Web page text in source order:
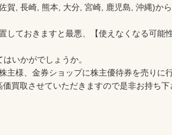
賀, 長崎, 熊本, 大分, 宮崎, 鹿児島, 沖縄)か
しておきますと最悪、【使えなくなる可能
いかがでしょうか。
主様、金券ショップに株主優待券を売りに
買取させていただきますので是非お持ち下